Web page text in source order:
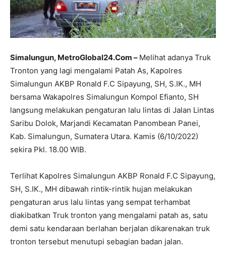
Simalungun, MetroGlobal24.Com – Melihat adanya Truk
Tronton yang lagi mengalami Patah As, Kapolres
Simalungun AKBP Ronald F.C Sipayung, SH, S.IK., MH
bersama Wakapolres Simalungun Kompol Efianto, SH
langsung melakukan pengaturan lalu lintas di Jalan Lintas
Saribu Dolok, Marjandi Kecamatan Panombean Panei,
Kab. Simalungun, Sumatera Utara. Kamis (6/10/2022)
sekira Pkl. 18.00 WIB.
Terlihat Kapolres Simalungun AKBP Ronald F.C Sipayung,
SH, S.IK., MH dibawah rintik-rintik hujan melakukan
pengaturan arus lalu lintas yang sempat terhambat
diakibatkan Truk tronton yang mengalami patah as, satu
demi satu kendaraan berlahan berjalan dikarenakan truk
tronton tersebut menutupi sebagian badan jalan.